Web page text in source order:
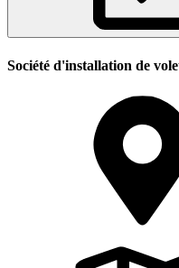
Société d'installation de